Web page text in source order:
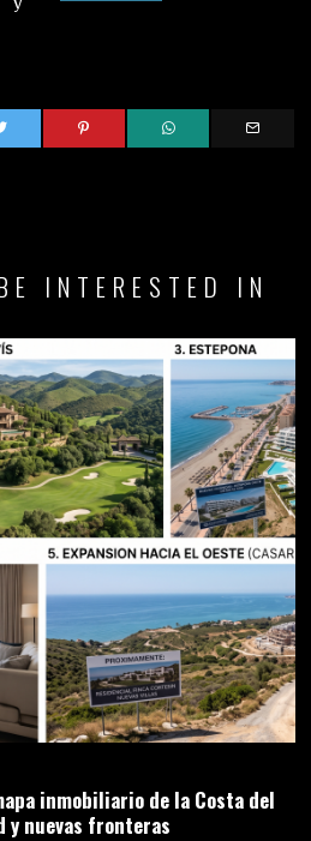
INTERESTED IN
inmobiliario de la Costa del
y nuevas fronteras